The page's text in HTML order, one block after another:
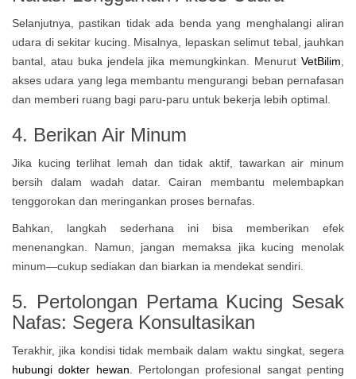
Selanjutnya, pastikan tidak ada benda yang menghalangi aliran
udara di sekitar kucing. Misalnya, lepaskan selimut tebal, jauhkan
bantal, atau buka jendela jika memungkinkan. Menurut VetBilim,
akses udara yang lega membantu mengurangi beban pernafasan
dan memberi ruang bagi paru-paru untuk bekerja lebih optimal.
4. Berikan Air Minum
Jika kucing terlihat lemah dan tidak aktif, tawarkan air minum
bersih dalam wadah datar. Cairan membantu melembapkan
tenggorokan dan meringankan proses bernafas.
Bahkan, langkah sederhana ini bisa memberikan efek
menenangkan. Namun, jangan memaksa jika kucing menolak
minum—cukup sediakan dan biarkan ia mendekat sendiri.
5. Pertolongan Pertama Kucing Sesak
Nafas: Segera Konsultasikan
Terakhir, jika kondisi tidak membaik dalam waktu singkat, segera
hubungi dokter hewan. Pertolongan profesional sangat penting